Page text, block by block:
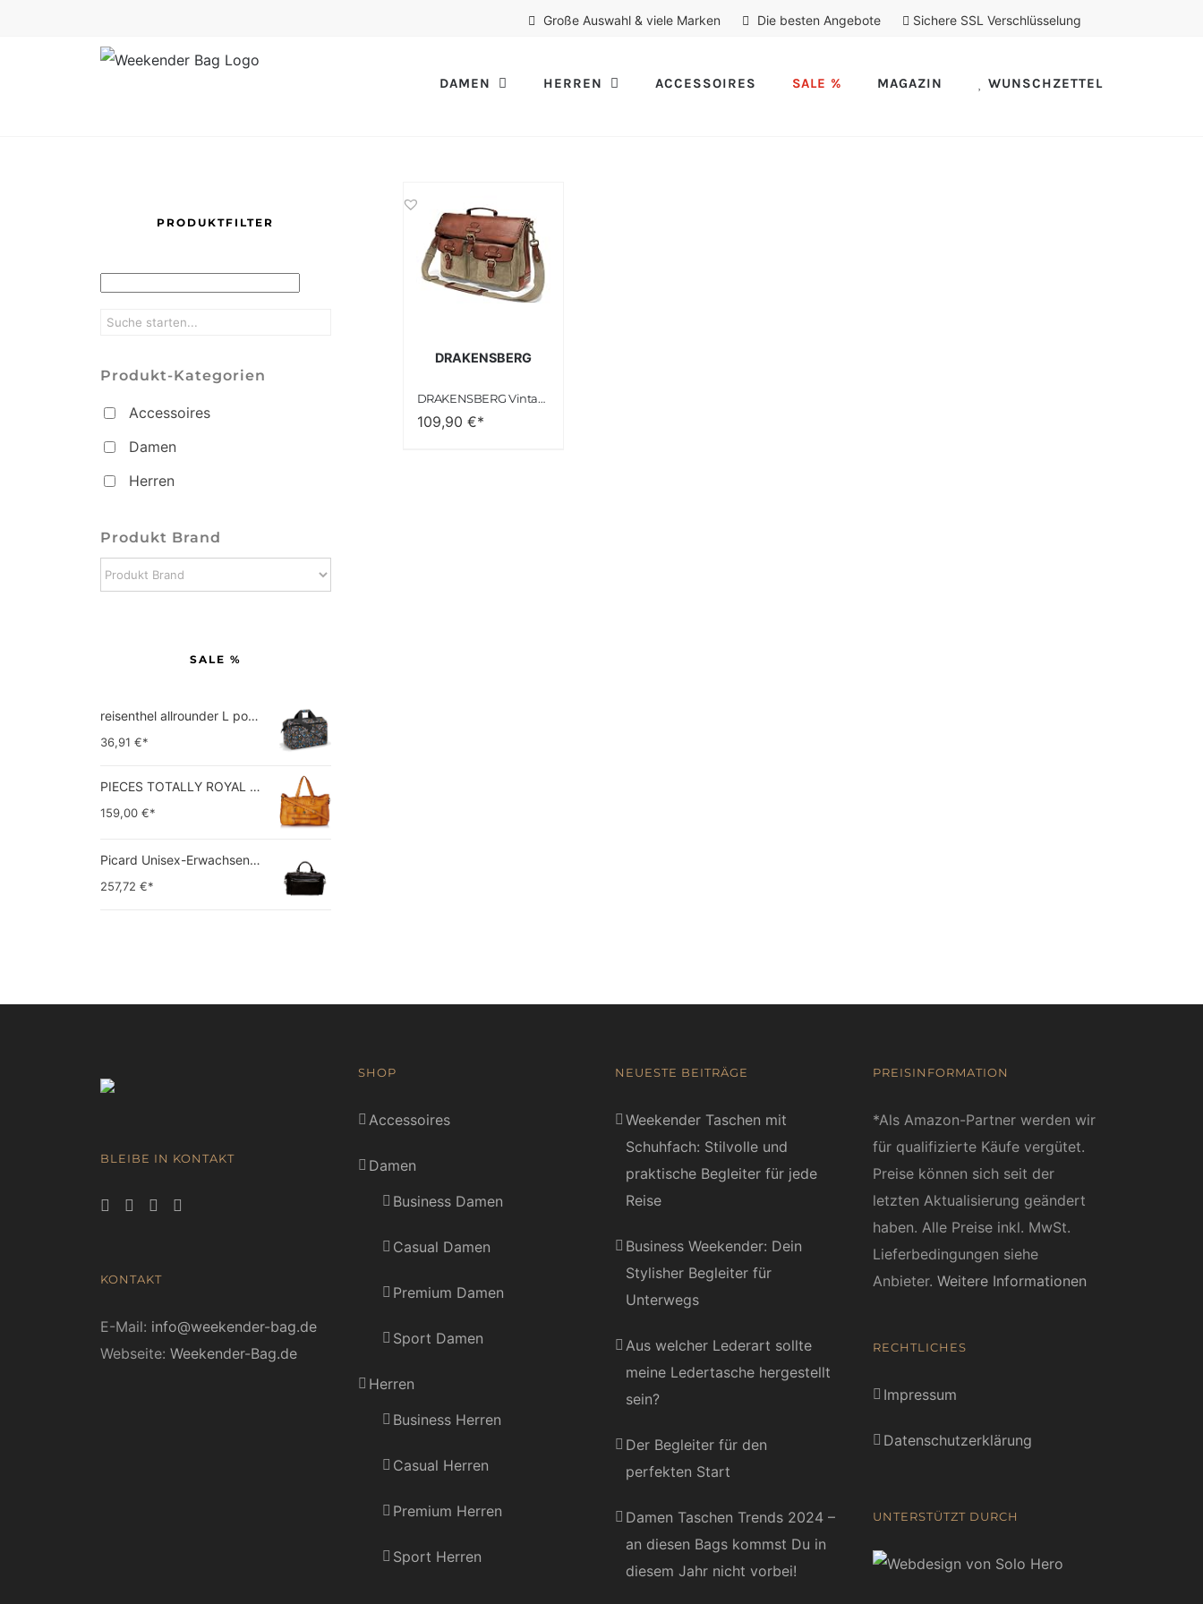
Große Auswahl & viele Marken Die besten Angebote Sichere SSL Verschlüsselung
DAMEN HERREN ACCESSOIRES SALE % MAGAZIN WUNSCHZETTEL
DRAKENSBERG
DRAKENSBERG Vintage Umhängetasche und Schultertasche aus Canvas und Leder für Damen und Herren
109,90 €*
PRODUKTFILTER
Produkt-Kategorien
Accessoires
Damen
Herren
Produkt Brand
SALE %
reisenthel allrounder L pocket  Vielseitige Doktortasche für Reise, Arbeit und Freizeit  Mit praktischer Trolley…
36,91 €*
PIECES TOTALLY ROYAL LEATHER TRAVEL BAG 17055349 Damen Umhängetaschen ,1 Groesse (51 x 33 x 14,5 cm)
159,00 €*
Picard Unisex-Erwachsene Buddy Gepäck- Handgepäck
257,72 €*
BLEIBE IN KONTAKT
KONTAKT
E-Mail: info@weekender-bag.de
Webseite: Weekender-Bag.de
SHOP
Accessoires
Damen
Business Damen
Casual Damen
Premium Damen
Sport Damen
Herren
Business Herren
Casual Herren
Premium Herren
Sport Herren
NEUESTE BEITRÄGE
Weekender Taschen mit
Schuhfach: Stilvolle und
praktische Begleiter für jede
Reise
Business Weekender: Dein
Stylisher Begleiter für
Unterwegs
Aus welcher Lederart sollte
meine Ledertasche hergestellt
sein?
Der Begleiter für den
perfekten Start
Damen Taschen Trends 2024 –
an diesen Bags kommst Du in
diesem Jahr nicht vorbei!
PREISINFORMATION
*Als Amazon-Partner werden wir
für qualifizierte Käufe vergütet.
Preise können sich seit der
letzten Aktualisierung geändert
haben. Alle Preise inkl. MwSt.
Lieferbedingungen siehe
Anbieter. Weitere Informationen
RECHTLICHES
Impressum
Datenschutzerklärung
UNTERSTÜTZT DURCH